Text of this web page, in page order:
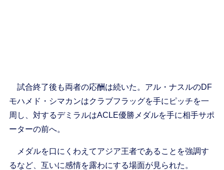
試合終了後も両者の応酬は続いた。アル・ナスルのDF
モハメド・シマカンはクラブフラッグを手にピッチを一
周し、対するデミラルはACLE優勝メダルを手に相手サポ
ーターの前へ。
メダルを口にくわえてアジア王者であることを強調す
るなど、互いに感情を露わにする場面が見られた。